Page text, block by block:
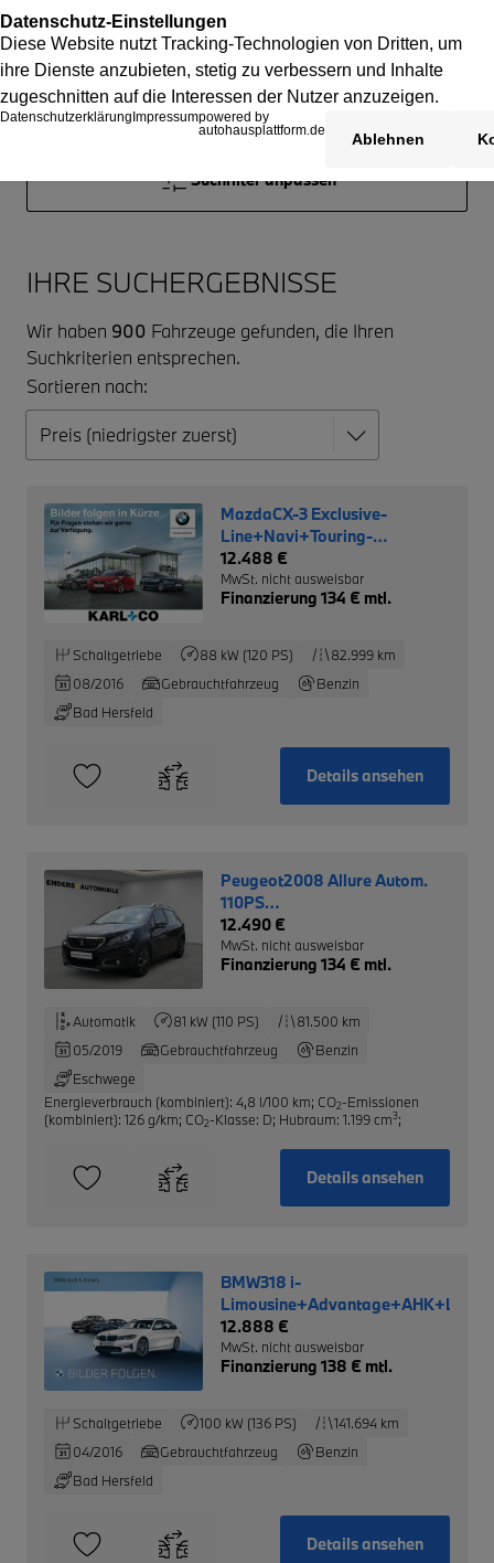
Suchfilter anpassen
IHRE SUCHERGEBNISSE
Wir haben 900 Fahrzeuge gefunden, die Ihren
Suchkriterien entsprechen.
Sortieren nach:
MazdaCX-3 Exclusive-
Line+Navi+Touring-
Lichtpaket+
12.488 €
MwSt. nicht ausweisbar
Finanzierung 134 € mtl.
Schaltgetriebe 88 kW (120 PS)
82.999 km
08/2016
Gebrauchtfahrzeug
Benzin
Bad Hersfeld
Details ansehen
Peugeot2008 Allure Autom.
110PS
++NAV+SITZH+EPH+CAM++
12.490 €
MwSt. nicht ausweisbar
Finanzierung 134 € mtl.
Automatik 81 kW (110 PS)
81.500 km
05/2019
Gebrauchtfahrzeug
Benzin
Eschwege
Energieverbrauch (kombiniert): 4,8 l/100 km; CO2-Emissionen
(kombiniert): 126 g/km; CO2-Klasse: D; Hubraum: 1.199 cm3;
Details ansehen
BMW318 i-
12.888 €
MwSt. nicht ausweisbar
Finanzierung 138 € mtl.
Schaltgetriebe 100 kW (136 PS)
141.694 km
04/2016
Gebrauchtfahrzeug
Benzin
Bad Hersfeld
Details ansehen